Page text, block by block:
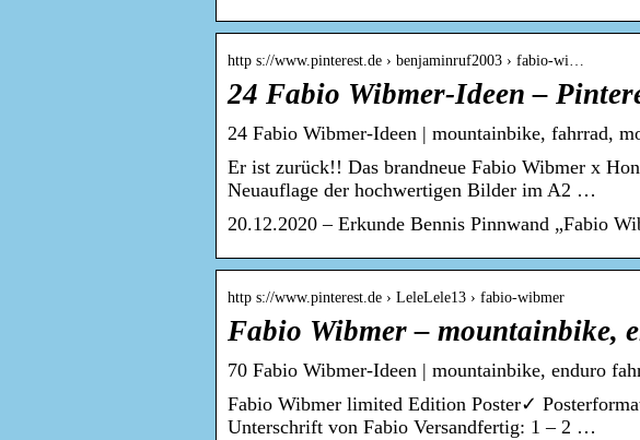
http s://www.pinterest.de › benjaminruf2003 › fabio-wi…
24 Fabio Wibmer-Ideen –
24 Fabio Wibmer-Ideen | mountainbike, fahrrad,
Er ist zurück!! Das brandneue Fabio Wibmer x
Neuauflage der hochwertigen Bilder im A2 …
20.12.2020 – Erkunde Bennis Pinnwand „Fabio
http s://www.pinterest.de › LeleLele13 › fabio-wibmer
Fabio Wibmer – mountainbike,
70 Fabio Wibmer-Ideen | mountainbike, enduro
Fabio Wibmer limited Edition Poster✓
Unterschrift von Fabio Versandfertig: 1 – 2 …